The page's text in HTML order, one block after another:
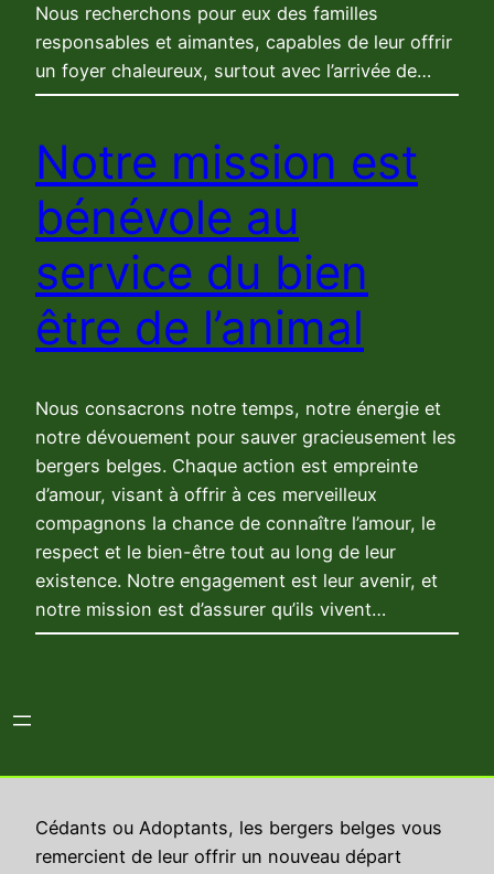
Cédants ou Adoptants, les bergers belges vous
remercient de leur offrir un nouveau départ
Nous recherchons pour eux des familles
responsables et aimantes, capables de leur offrir
un foyer chaleureux, surtout avec l’arrivée de…
Notre mission est
bénévole au
service du bien
être de l’animal
Nous consacrons notre temps, notre énergie et
notre dévouement pour sauver gracieusement les
bergers belges. Chaque action est empreinte
d’amour, visant à offrir à ces merveilleux
compagnons la chance de connaître l’amour, le
respect et le bien-être tout au long de leur
existence. Notre engagement est leur avenir, et
notre mission est d’assurer qu’ils vivent…
Fièrement propulsé par WordPress